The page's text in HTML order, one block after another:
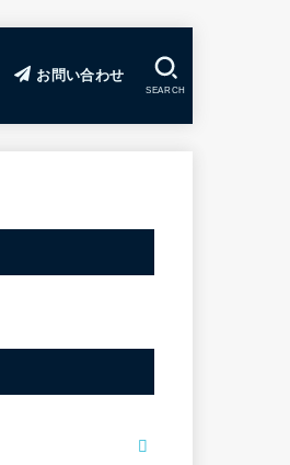
お問い合わせ
SEARCH